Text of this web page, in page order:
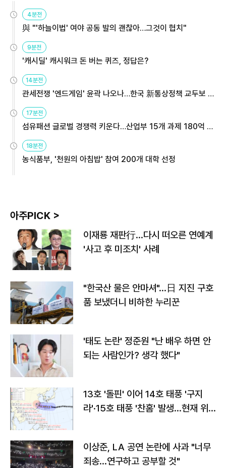
4분전
與 "'하늘이법' 여야 공동 발의 괜찮아…그것이 협치"
9분전
'캐시딜' 캐시워크 돈 버는 퀴즈, 정답은?
14분전
관세전쟁 '엔드게임' 윤곽 나오나…한국 新통상정책 교두보 활
용해야
17분전
섬유패션 글로벌 경쟁력 키운다…산업부 15개 과제 180억 지
원
18분전
농식품부, '천원의 아침밥' 참여 200개 대학 선정
아주PICK >
이재룡 재판行…다시 떠오른 연예계
'사고 후 미조치' 사례
"한국산 물은 안마셔"…日 지진 구호
품 보냈더니 비하한 누리꾼
'태도 논란' 정준원 "난 배우 하면 안
되는 사람인가? 생각 했다"
13호 '돌핀' 이어 14호 태풍 '구지
라'·15호 태풍 '찬홈' 발생…현재 위
이상준, LA 공연 논란에 사과 "너무
죄송…연구하고 공부할 것"